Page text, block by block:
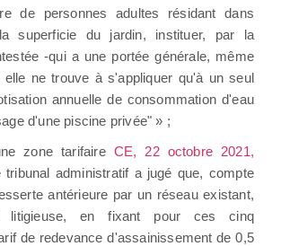
de personnes adultes résidant dans
superficie du jardin, instituer, par la
-qui a une portée générale, même
ne trouve à s'appliquer qu'à un seul
annuelle de consommation d'eau
d'une piscine privée" » ;
zone tarifaire CE, 22 octobre 2021,
tribunal administratif a jugé que, compte
antérieure par un réseau existant,
litigieuse, en fixant pour ces cinq
de redevance d'assainissement de 0,5